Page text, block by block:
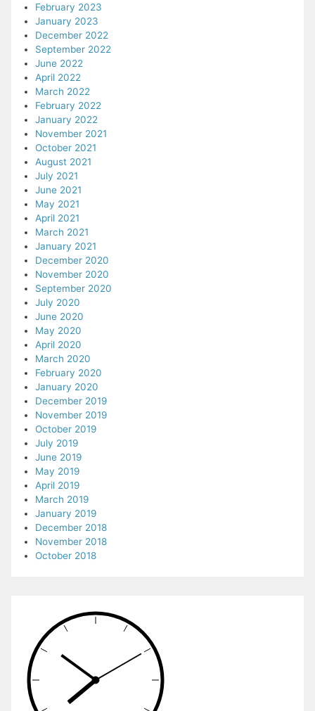
February 2023
January 2023
December 2022
September 2022
June 2022
April 2022
March 2022
February 2022
January 2022
November 2021
October 2021
August 2021
July 2021
June 2021
May 2021
April 2021
March 2021
January 2021
December 2020
November 2020
September 2020
July 2020
June 2020
May 2020
April 2020
March 2020
February 2020
January 2020
December 2019
November 2019
October 2019
July 2019
June 2019
May 2019
April 2019
March 2019
January 2019
December 2018
November 2018
October 2018